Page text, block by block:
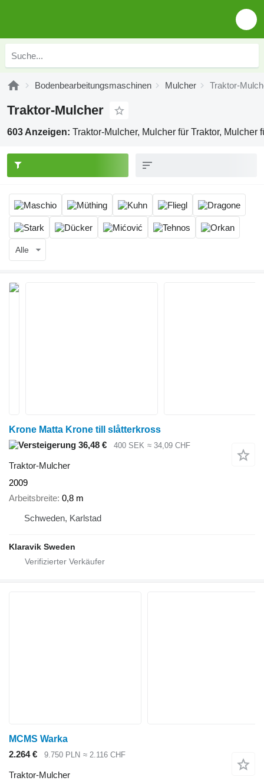
Bodenbearbeitungsmaschinen Mulcher Traktor-
Traktor-Mulcher
603 Anzeigen: Traktor-Mulcher, Mulcher für Traktor, Mulcher
Alle
Krone Matta Krone till slåtterkross
36,48 €
400 SEK ≈ 34,09 CHF
Traktor-Mulcher
2009
Arbeitsbreite 0,8 m
Schweden, Karlstad
Klaravik Sweden
MCMS Warka
2.264 €
9.750 PLN ≈ 2.116 CHF
Traktor-Mulcher